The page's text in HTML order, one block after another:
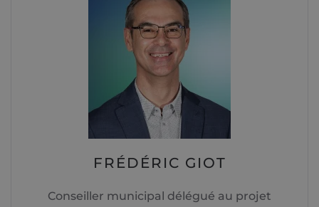
FRÉDÉRIC GIOT
Conseiller municipal délégué au projet